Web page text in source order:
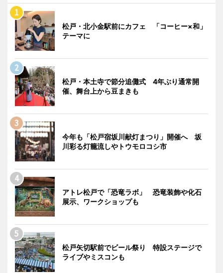
松戸・北小金駅前にカフェ 「コーヒー×和」
テーマに
松戸・本土寺で節分追儺式 4年ぶり通常開
催、舞台上から豆まきも
今年も「松戸宿坂川献灯まつり」開催へ 坂
川彩る灯籠流しやトウモロコシ市
アトレ松戸で「恐竜ラボ」 恐竜装飾や化石
展示、ワークショップも
松戸矢切駅前でビール祭り 特設ステージで
ライブやミスコンも